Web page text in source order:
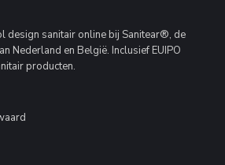
design sanitair online bij Sanitear®, de
Nederland en België. Inclusief EUIPO
producten.